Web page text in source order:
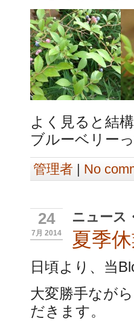
よく見ると結
ブルーベリー
管理者 | No
24
7月 2014
ニュース
夏季
日頃より、当
大変勝手なが
だきます。